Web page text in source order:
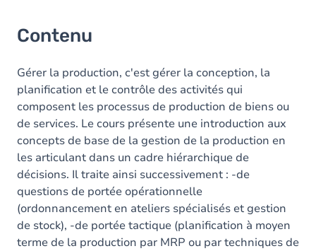
Contenu
Gérer la production, c'est gérer la conception, la
planification et le contrôle des activités qui
composent les processus de production de biens ou
de services. Le cours présente une introduction aux
concepts de base de la gestion de la production en
les articulant dans un cadre hiérarchique de
décisions. Il traite ainsi successivement : -de
questions de portée opérationnelle
(ordonnancement en ateliers spécialisés et gestion
de stock), -de portée tactique (planification à moyen
terme de la production par MRP ou par techniques de